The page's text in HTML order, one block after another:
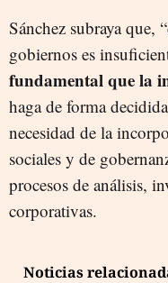
Sánchez subraya que,
gobiernos es
fundamental que la
haga de forma
necesidad de la
sociales y de
procesos de análisis,
corporativas.
Noticias